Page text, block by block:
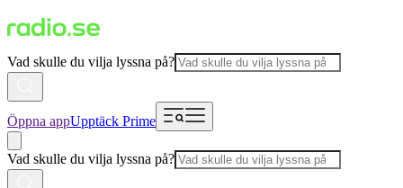
Vad skulle du vilja lyssna på?
Öppna appUpptäck Prime
Vad skulle du vilja lyssna på?